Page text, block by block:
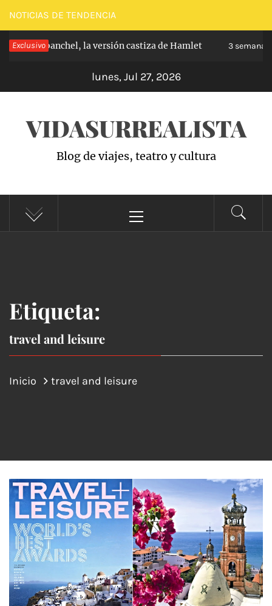
Saltar
al
contenido
NOTICIAS DE TENDENCIA
Exclusivo
de Carabanchel, la versión castiza de Hamlet 3 semanas
lunes, Jul 27, 2026
VIDASURREALISTA
Blog de viajes, teatro y cultura
principal
Etiqueta:
travel and leisure
Inicio travel and leisure